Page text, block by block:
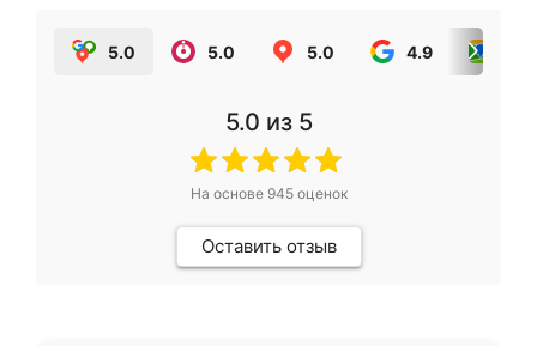
5.0 5.0 5.0 4.9
5.0 из 5
На основе 945оценок
Оставить отзыв